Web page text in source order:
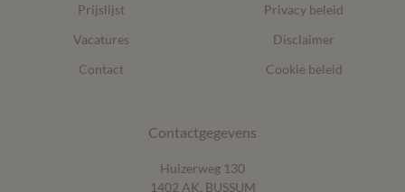
Contactgegevens
Huizerweg 130
1402 AK, BUSSUM
Prijslijst
Vacatures
Contact
Privacy beleid
Disclaimer
Cookie beleid